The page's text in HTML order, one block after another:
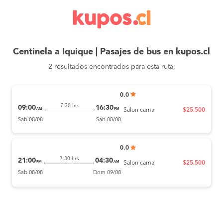
Centinela a Iquique | Pasajes de bus en kupos.cl
2 resultados encontrados para esta ruta.
0.0
09:00AM
7:30 hrs 16:30 PM
Sab 08/08 Sab 08/08
Salon cama $25.500
0.0
21:00 PM
7:30 hrs 04:30AM
Sab 08/08 Dom 09/08
Salon cama $25.500